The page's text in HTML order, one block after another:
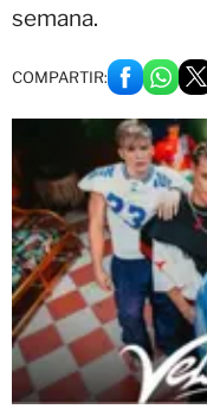
semana.
COMPARTIR: